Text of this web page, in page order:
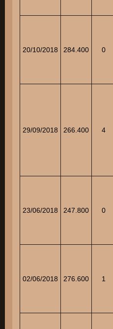
20/10/2018 284.400 0
29/09/2018 266.400 4
23/06/2018 247.800 0
02/06/2018 276.600 1